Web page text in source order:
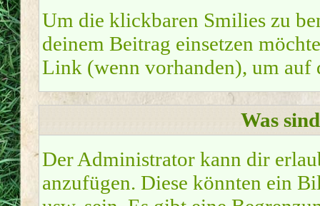
Um die klickbaren Smilies zu
deinem Beitrag einsetzen
Link (wenn vorhanden), um
Was
Der Administrator kann dir
anzufügen. Diese könnten ein